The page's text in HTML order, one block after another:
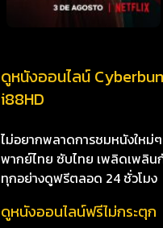
ดูหนังออนไลน์
i88HD
ไม่อยากพลาดการชมหนังใหม่
พากย์ไทย ซับไทย เพลิดเพลิน
ทุกอย่างดูฟรีตลอด 24 ชั่วโมง
ดูหนังออนไลน์ฟรีไม่กระตุก